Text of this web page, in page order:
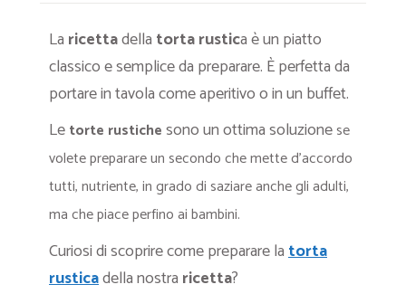
La ricettadella torta rustica è un piatto
classico e semplice da preparare. È perfetta da
portare in tavola come aperitivo o in un buffet.
Letorte rustichesono un ottima soluzionese
volete preparare un secondo che mette d’accordo
tutti, nutriente, in grado di saziare anche gli adulti,
ma che piace perfino ai bambini.
Curiosi di scoprire come preparare latorta
rusticadella nostra ricetta?